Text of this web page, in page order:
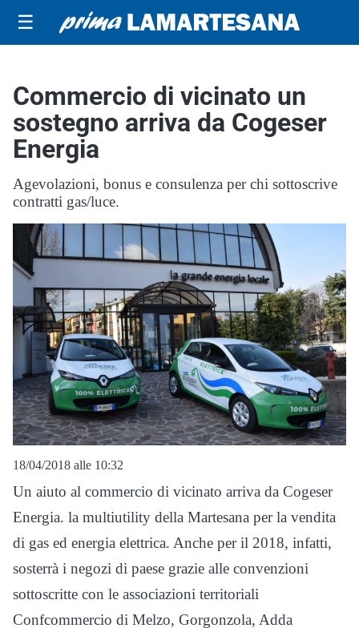
☰
Commercio di vicinato un
sostegno arriva da Cogeser
Energia
Agevolazioni, bonus e consulenza per chi sottoscrive
contratti gas/luce.
18/04/2018 alle 10:32
Un aiuto al commercio di vicinato arriva da Cogeser
Energia. la multiutility della Martesana per la vendita
di gas ed energia elettrica. Anche per il 2018, infatti,
sosterrà i negozi di paese grazie alle convenzioni
sottoscritte con le associazioni territoriali
Confcommercio di Melzo, Gorgonzola, Adda